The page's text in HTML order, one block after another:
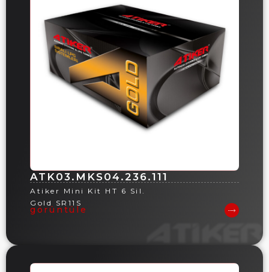
ATK03.MKS04.236.111
Atiker Mini Kit HT 6 Sil.
Gold SR11S
görüntüle